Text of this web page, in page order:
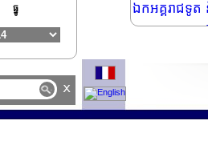
ធ្នូ
ឯកអគ្គរាជទូត
ឯកអគ្គរាជទូ
លោក វេជ្ជបណ្
x